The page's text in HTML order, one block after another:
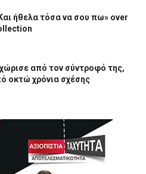
ήθελα τόσα να σου πω» over
από τον σύντροφό της,
οκτώ χρόνια σχέσης